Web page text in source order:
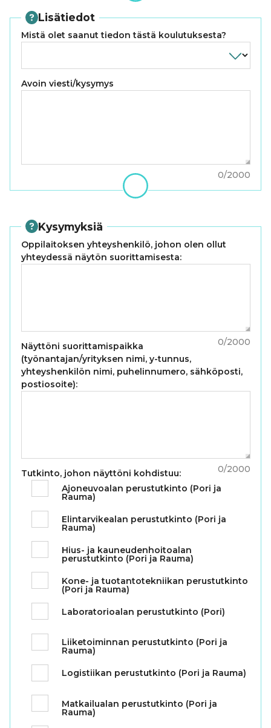
Lisätiedot
Mistä olet saanut tiedon tästä koulutuksesta?
Avoin viesti/kysymys
0/2000
Kysymyksiä
Oppilaitoksen yhteyshenkilö, johon olen ollut
yhteydessä näytön suorittamisesta:
0/2000
Näyttöni suorittamispaikka
(työnantajan/yrityksen nimi, y-tunnus,
yhteyshenkilön nimi, puhelinnumero, sähköposti,
postiosoite):
0/2000
Tutkinto, johon näyttöni kohdistuu:
Ajoneuvoalan perustutkinto (Pori ja
Rauma)
Elintarvikealan perustutkinto (Pori ja
Rauma)
Hius- ja kauneudenhoitoalan
perustutkinto (Pori ja Rauma)
Kone- ja tuotantotekniikan perustutkinto
(Pori ja Rauma)
Laboratorioalan perustutkinto (Pori)
Liiketoiminnan perustutkinto (Pori ja
Rauma)
Logistiikan perustutkinto (Pori ja Rauma)
Matkailualan perustutkinto (Pori ja
Rauma)